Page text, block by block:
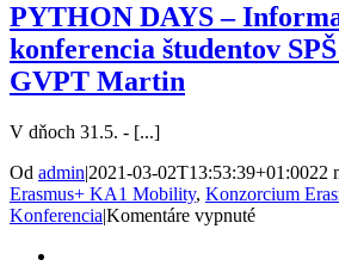
PYTHON DAYS –
konferencia študentov
GVPT Martin
V dňoch 31.5. - [...]
Od admin|2021-03-02T13:53:39+01:0022
Erasmus+ KA1 Mobility, Konzorcium
Konferencia|Komentáre vypnuténa